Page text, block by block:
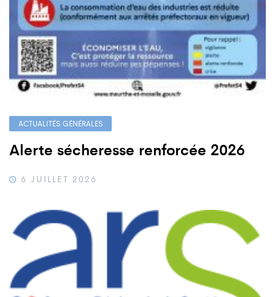
ACTUALITÉS GÉNÉRALES
Alerte sécheresse renforcée 2026
6 JUILLET 2026